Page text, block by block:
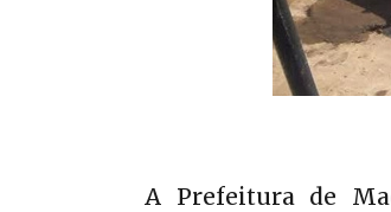
A Prefeitura de